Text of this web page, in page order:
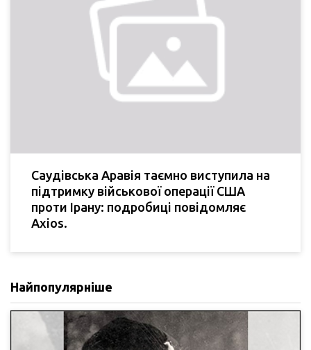
Саудівська Аравія таємно виступила на
підтримку військової операції США
проти Ірану: подробиці повідомляє
Axios.
Найпопулярніше